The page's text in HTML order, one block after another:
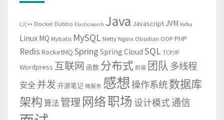
C/C++ Docker Dubbo Elasticsearch Java JavascriptJVM Kafka
Linux MQ Mybatis MySQL Netty Nginx Obsidian OOP PHP
Redis RocketMQ Spring Spring Cloud SQL TCP/IP
Wordpress 互联网 函数 分布式 前端 团队 多线程
安全 并发 开源笔记 微服务 感想操作系统数据库
架构 算法 管理网络职场设计模式通信